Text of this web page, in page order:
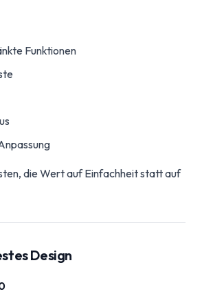
Funktionen
die Wert auf Einfachheit statt auf
Design